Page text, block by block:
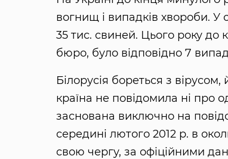
вогнищ і випадків хвороби. У
35 тис. свиней. Цього року до
бюро, було відповідно 7
Білорусія бореться з
країна не повідомила ні про
заснована виключно на
середині лютого 2012 р. в
свою чергу, за офіційними